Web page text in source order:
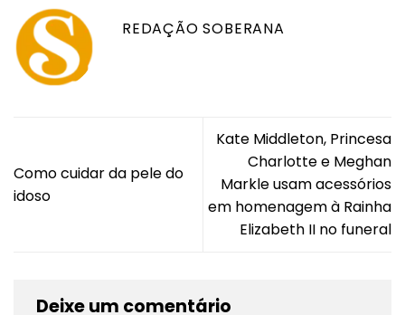
REDAÇÃO SOBERANA
Como cuidar da pele do
idoso
Kate Middleton, Princesa
Charlotte e Meghan
Markle usam acessórios
em homenagem à Rainha
Elizabeth II no funeral
Deixe um comentário